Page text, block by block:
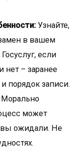
Узнайте,
в вашем
если
нет – заранее
порядок записи.
Морально
может
вы ожидали. Не